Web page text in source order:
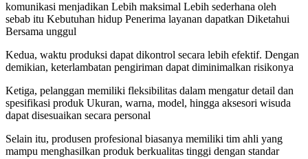
komunikasi menjadikan Lebih maksimal Lebih sederhana oleh
sebab itu Kebutuhan hidup Penerima layanan dapatkan Diketahui
Bersama unggul
Kedua, waktu produksi dapat dikontrol secara lebih efektif. Dengan
demikian, keterlambatan pengiriman dapat diminimalkan risikonya
Ketiga, pelanggan memiliki fleksibilitas dalam mengatur detail dan
spesifikasi produk Ukuran, warna, model, hingga aksesori wisuda
dapat disesuaikan secara personal
Selain itu, produsen profesional biasanya memiliki tim ahli yang
mampu menghasilkan produk berkualitas tinggi dengan standar